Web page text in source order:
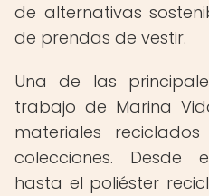
de alternativas
de prendas de vestir.
Una de las
trabajo de Marina
materiales
colecciones. Desde
hasta el poliéster